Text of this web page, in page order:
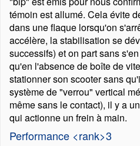
témoin est allumé. Cela évite
dans une flaque lorsqu'on
accélère, la stabilisation se
successifs) et on part sans
qu'en l'absence de boîte de
stationner son scooter sans
système de verrou vertical
même sans le contact), il y a
qui actionne un frein à main.
Performance <rank>3